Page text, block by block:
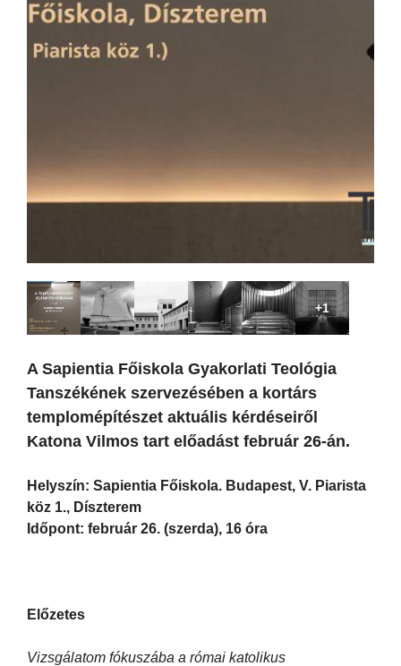
+1
A Sapientia Főiskola Gyakorlati Teológia
Tanszékének szervezésében a kortárs
templomépítészet aktuális kérdéseiről
Katona Vilmos tart előadást február 26-án.
Helyszín: Sapientia Főiskola. Budapest, V. Piarista
köz 1., Díszterem
Időpont: február 26. (szerda), 16 óra
Előzetes
Vizsgálatom fókuszába a római katolikus